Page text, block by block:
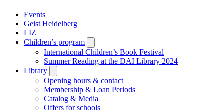
Events
Geist Heidelberg
LIZ
Children’s program
submenu
International Children’s Book Festival
Summer Reading at the DAI Library 2024
Library
submenu
Opening hours & contact
Membership & Loan Periods
Catalog & Media
Offers for schools